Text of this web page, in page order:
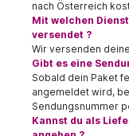
nach Österreich
Mit welchen
versendet ?
Wir versenden
Gibt es eine
Sobald dein Paket
angemeldet wird,
Sendungsnummer
Kannst du als